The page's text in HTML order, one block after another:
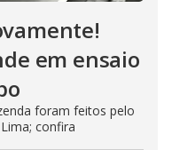
em ensaio
foram feitos pelo
confira